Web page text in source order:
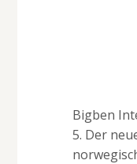
Bigben
5. Der